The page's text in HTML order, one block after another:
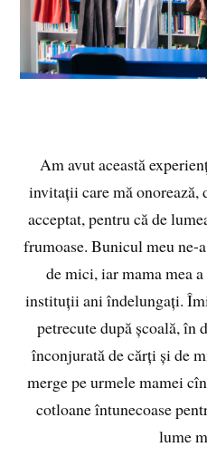
Am avut această
invitații care mă
acceptat, pentru că de
frumoase. Bunicul meu ne-
de mici, iar mama mea
instituții ani îndelungați.
petrecute după școală, în
înconjurată de cărți și de
merge pe urmele mamei
cotloane întunecoase
lume